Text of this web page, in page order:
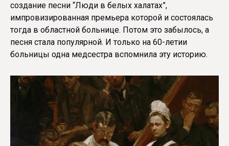
создание песни “Люди в белых халатах”,
импровизированная премьера которой и состоялась
тогда в областной больнице. Потом это забылось, а
песня стала популярной. И только на 60-летии
больницы одна медсестра вспомнила эту историю.